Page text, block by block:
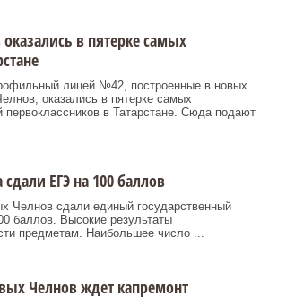
в пятерке самых
лицей №42, построенные в новых
оказались в пятерке самых
первоклассников в Татарстане. Сюда подают
ЕГЭ на 100 баллов
Челнов сдали единый государственный
баллов. Высокие результаты
предметам. Наибольшее число ...
Челнов ждет капремонт